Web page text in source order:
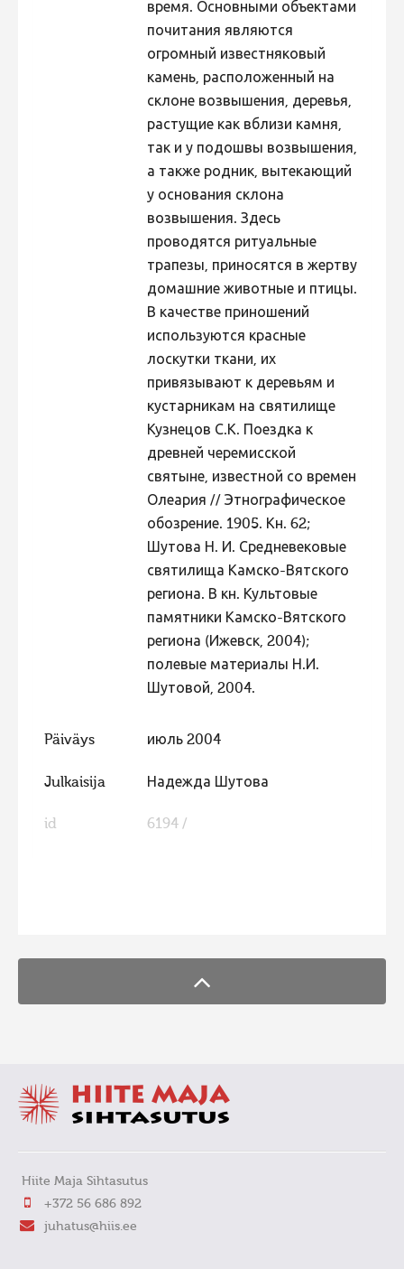
время. Основными объектами
почитания являются
огромный известняковый
камень, расположенный на
склоне возвышения, деревья,
растущие как вблизи камня,
так и у подошвы возвышения,
а также родник, вытекающий
у основания склона
возвышения. Здесь
проводятся ритуальные
трапезы, приносятся в жертву
домашние животные и птицы.
В качестве приношений
используются красные
лоскутки ткани, их
привязывают к деревьям и
кустарникам на святилище
Кузнецов С.К. Поездка к
древней черемисской
святыне, известной со времен
Олеария // Этнографическое
обозрение. 1905. Кн. 62;
Шутова Н. И. Средневековые
святилища Камско-Вятского
региона. В кн. Культовые
памятники Камско-Вятского
региона (Ижевск, 2004);
полевые материалы Н.И.
Шутовой, 2004.
Päiväys июль 2004
Julkaisija Надежда Шутова
id 6194 /
Hiite Maja Sihtasutus
+372 56 686 892
juhatus@hiis.ee